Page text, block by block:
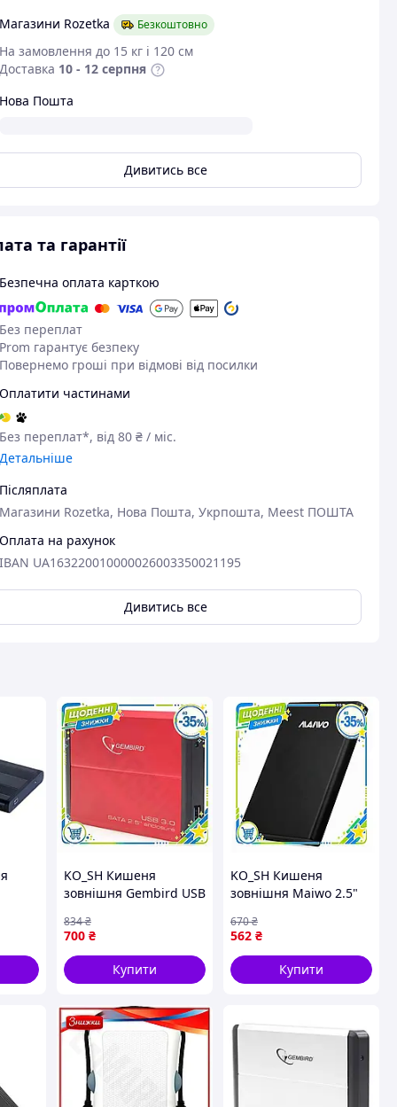
Магазини Rozetka
Безкоштовно
На замовлення до 15 кг і 120 см
Доставка 10 - 12 серпня
Нова Пошта
Дивитись все
та гарантії
Безпечна оплата карткою
Без переплат
Prom гарантує безпеку
Повернемо гроші при відмові від посилки
Оплатити частинами
Без переплат*, від 80 ₴ / міс.
Детальніше
Післяплата
Магазини Rozetka, Нова Пошта, Укрпошта, Meest ПОШТА
Оплата на рахунок
IBAN UA163220010000026003350021195
Дивитись все
KO_SH Кишеня
зовнішня Gembird USB
2.5 дюймових HDD SSD
червона мобільний
накопичу IK_6PRM
700 ₴
834₴
Купити
KO_SH Кишеня
зовнішня Maiwo 2.5"
3.0 для HDD SSD чорна
портативний
накопичувач для да
IK_6PRM
562 ₴
670₴
Купити